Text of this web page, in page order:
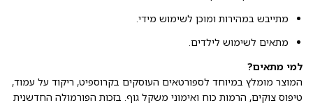
מתייבש במהירות ומוכן לשימוש מידי.
מתאים לשימוש לילדים.
למי מתאים?
המוצר מומלץ במיוחד לספורטאים העוסקים בקרוספיט, ריקוד על עמוד,
טיפוס צוקים, הרמות כוח ואימוני משקל גוף. בזכות הפורמולה החדשנית